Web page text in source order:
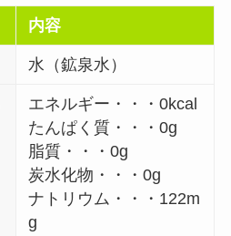
内容
水（鉱泉水）
エネルギー・・・0kcal
たんぱく質・・・0g
脂質・・・0g
炭水化物・・・0g
ナトリウム・・・122m
g